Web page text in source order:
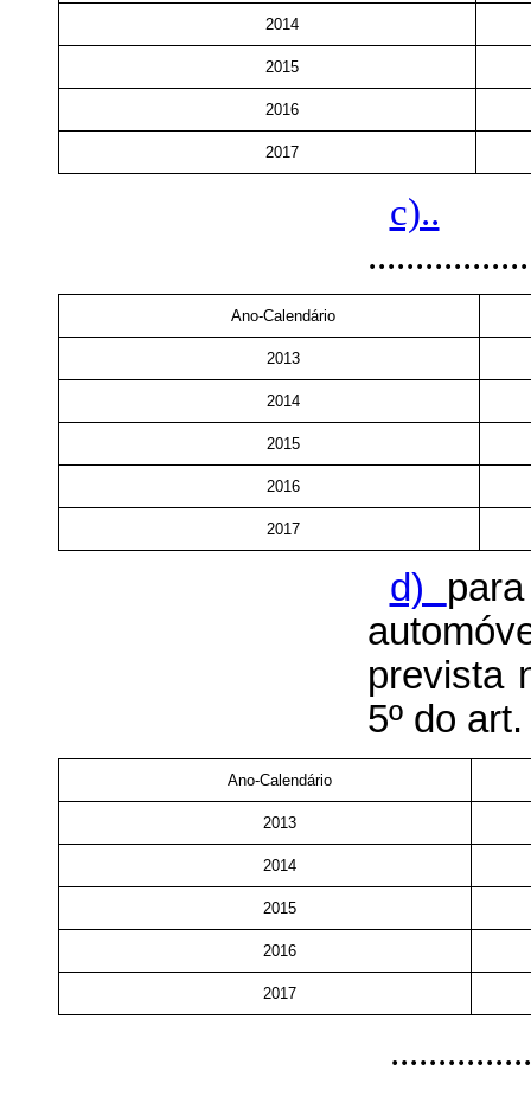
2014
2015
2016
2017
c)..
Ano-Calendário
2013
2014
2015
2016
2017
d)
prevista
5º do
Ano-Calendário
2013
2014
2015
2016
2017